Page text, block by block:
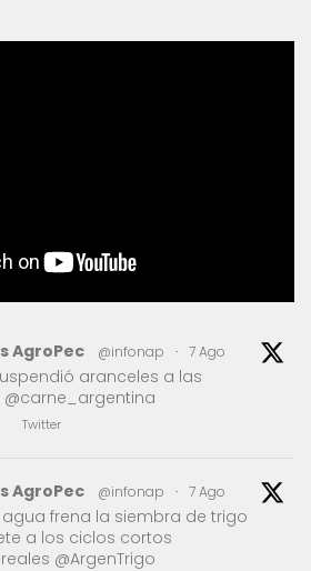
AgroPec @infonap · 7 Ago
aranceles a las
Twitter
AgroPec @infonap · 7 Ago
agua frena la siembra de trigo
a los ciclos cortos
@ArgenTrigo